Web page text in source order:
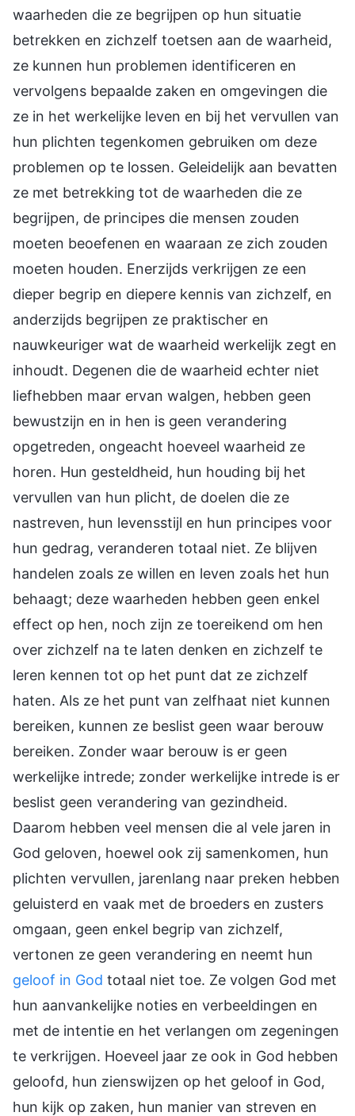
waarheden die ze begrijpen op hun situatie
betrekken en zichzelf toetsen aan de waarheid,
ze kunnen hun problemen identificeren en
vervolgens bepaalde zaken en omgevingen die
ze in het werkelijke leven en bij het vervullen van
hun plichten tegenkomen gebruiken om deze
problemen op te lossen. Geleidelijk aan bevatten
ze met betrekking tot de waarheden die ze
begrijpen, de principes die mensen zouden
moeten beoefenen en waaraan ze zich zouden
moeten houden. Enerzijds verkrijgen ze een
dieper begrip en diepere kennis van zichzelf, en
anderzijds begrijpen ze praktischer en
nauwkeuriger wat de waarheid werkelijk zegt en
inhoudt. Degenen die de waarheid echter niet
liefhebben maar ervan walgen, hebben geen
bewustzijn en in hen is geen verandering
opgetreden, ongeacht hoeveel waarheid ze
horen. Hun gesteldheid, hun houding bij het
vervullen van hun plicht, de doelen die ze
nastreven, hun levensstijl en hun principes voor
hun gedrag, veranderen totaal niet. Ze blijven
handelen zoals ze willen en leven zoals het hun
behaagt; deze waarheden hebben geen enkel
effect op hen, noch zijn ze toereikend om hen
over zichzelf na te laten denken en zichzelf te
leren kennen tot op het punt dat ze zichzelf
haten. Als ze het punt van zelfhaat niet kunnen
bereiken, kunnen ze beslist geen waar berouw
bereiken. Zonder waar berouw is er geen
werkelijke intrede; zonder werkelijke intrede is er
beslist geen verandering van gezindheid.
Daarom hebben veel mensen die al vele jaren in
God geloven, hoewel ook zij samenkomen, hun
plichten vervullen, jarenlang naar preken hebben
geluisterd en vaak met de broeders en zusters
omgaan, geen enkel begrip van zichzelf,
vertonen ze geen verandering en neemt hun
geloof in God totaal niet toe. Ze volgen God met
hun aanvankelijke noties en verbeeldingen en
met de intentie en het verlangen om zegeningen
te verkrijgen. Hoeveel jaar ze ook in God hebben
geloofd, hun zienswijzen op het geloof in God,
hun kijk op zaken, hun manier van streven en